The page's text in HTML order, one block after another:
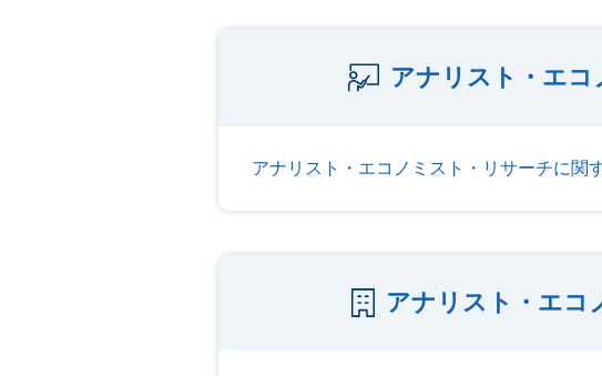
アナリスト・エコ
アナリスト・エコノミスト・リサーチに関
アナリスト・エコ